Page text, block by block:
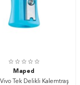
Maped
Tek Delikli Kalemtraş